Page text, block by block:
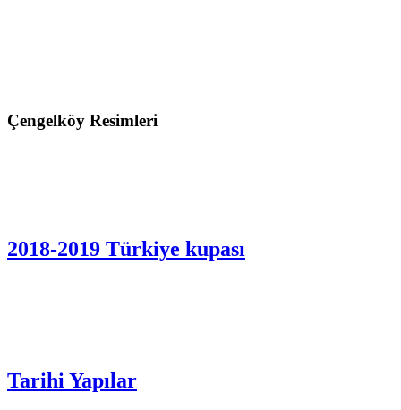
Çengelköy Resimleri
2018-2019 Türkiye kupası
Tarihi Yapılar